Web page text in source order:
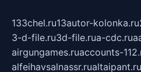
133chel.ru13autor-kolonka.ru
3-d-file.ru3d-file.rua-cdc.ru
airgungames.ruaccounts-
alfeihavsalnassr.rualtaipant.ru